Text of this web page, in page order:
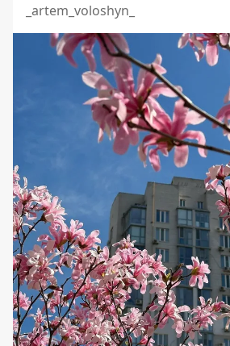
_artem_voloshyn_